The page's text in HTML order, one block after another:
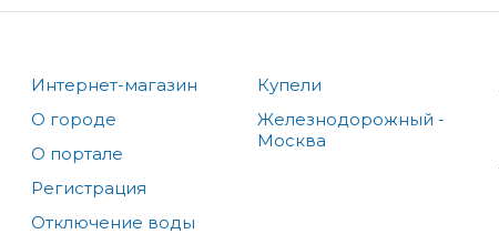
Интернет-магазин
О городе
О портале
Регистрация
Отключение воды
Купели
Железнодорожный -
Москва